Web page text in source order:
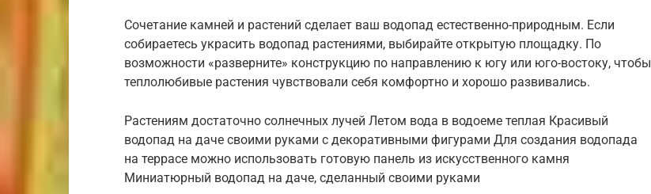
Сочетание камней и растений сделает ваш водопад естественно-природным. Если
собираетесь украсить водопад растениями, выбирайте открытую площадку. По
возможности «разверните» конструкцию по направлению к югу или юго-востоку, чтобы
теплолюбивые растения чувствовали себя комфортно и хорошо развивались.
Растениям достаточно солнечных лучей Летом вода в водоеме теплая Красивый
водопад на даче своими руками с декоративными фигурами Для создания водопада
на террасе можно использовать готовую панель из искусственного камня
Миниатюрный водопад на даче, сделанный своими руками